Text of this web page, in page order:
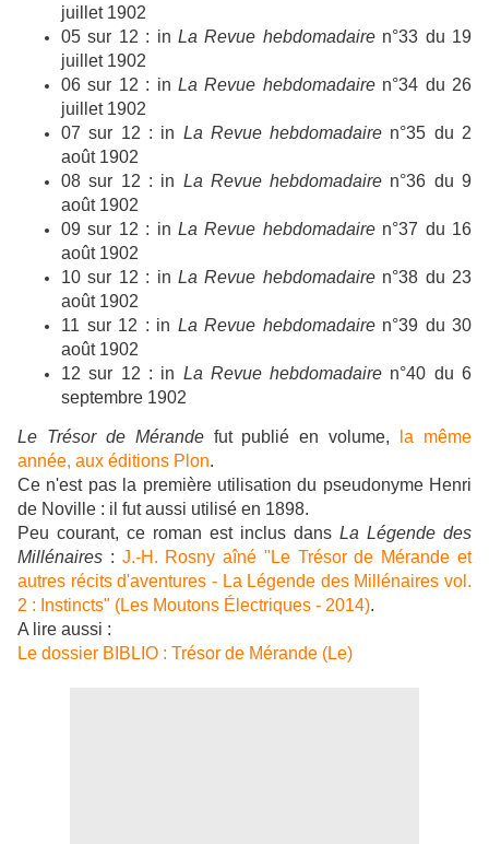
juillet 1902
05sur 12 : inLaRevue hebdomadairen°33 du 19
juillet 1902
06sur 12 : inLaRevue hebdomadairen°34 du 26
juillet 1902
07sur 12 : in La Revue hebdomadaire n°35 du 2
août 1902
08sur 12 : in La Revue hebdomadaire n°36 du 9
août 1902
09sur 12 : inLaRevue hebdomadairen°37 du 16
août 1902
10sur 12 : inLaRevue hebdomadairen°38 du 23
août 1902
11 sur 12 : in La Revue hebdomadairen°39 du 30
août 1902
12sur 12 : in La Revue hebdomadaire n°40 du 6
septembre 1902
Le Trésor de Mérande fut publié en volume,
la même
année, aux éditions Plon.
Ce n'est pas la première utilisation du pseudonyme Henri
de Noville : il fut aussi utilisé en 1898.
Peu courant, ce roman est inclus dans La Légende des
Millénaires : J.-H. Rosny aîné "Le Trésor de Mérande et
autres récits d'aventures - La Légende des Millénaires vol.
2 : Instincts" (Les Moutons Électriques - 2014).
A lire aussi :
Le dossier BIBLIO : Trésor de Mérande (Le)